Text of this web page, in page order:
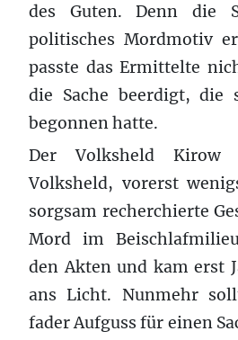
des Guten. Denn die
politisches Mordmotiv
passte das Ermittelte
die Sache beerdigt, die
begonnen hatte.
Der Volksheld
Volksheld, vorerst
sorgsam recherchierte
Mord im
den Akten und kam erst
ans Licht. Nunmehr
fader Aufguss für einen